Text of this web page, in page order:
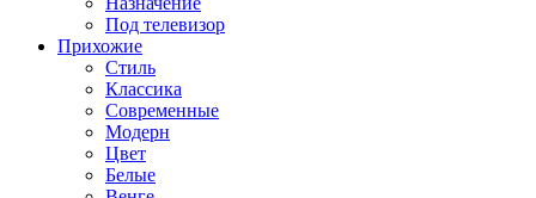
Под телевизор
Прихожие
Стиль
Классика
Современные
Модерн
Цвет
Белые